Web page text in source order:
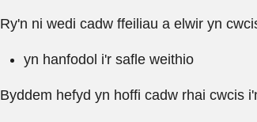
Ry'n ni wedi cadw ffeiliau a elwir yn
yn hanfodol i'r safle weithio
Byddem hefyd yn hoffi cadw rhai cwcis